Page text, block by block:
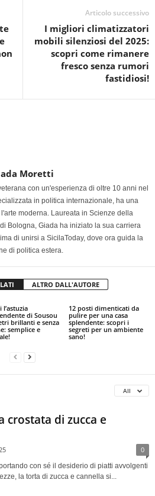
Articolo successivo
I migliori climatizzatori
mobili silenziosi del 2025:
scopri come rimanere
fresco senza rumori
fastidiosi!
Moretti
con un'esperienza di oltre 10 anni nel
in politica internazionale, ha una
moderna. Laureata in Scienze della
Bologna, Giada ha iniziato la sua carriera
di unirsi a SicilaToday, dove ora guida la
di politica estera.
ALTRO DALL'AUTORE
l’astuzia
di Sousou
brillanti e senza
semplice e
12 posti dimenticati da
pulire per una casa
splendente: scopri i
segreti per un ambiente
sano!
All
crostata di zucca e
0
con sé il desiderio di piatti avvolgenti
la torta di zucca e cannella si...